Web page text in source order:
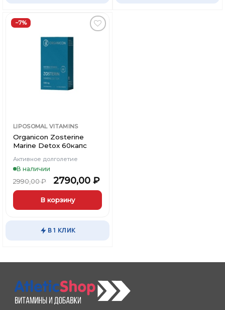
−7%
LIPOSOMAL VITAMINS
Organicon Zosterine
Marine Detox 60капс
Активное долголетие
В наличии
2990,00₽ 2790,00 ₽
В корзину
В 1 КЛИК